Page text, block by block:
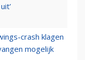
crash klagen
mogelijk